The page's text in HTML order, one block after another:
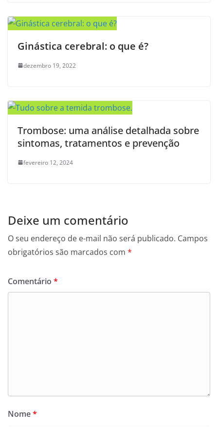
Ginástica cerebral: o que é?
dezembro 19, 2022
Trombose: uma análise detalhada sobre
sintomas, tratamentos e prevenção
fevereiro 12, 2024
Deixe um comentário
O seu endereço de e-mail não será publicado. Campos
obrigatórios são marcados com *
Comentário *
Nome*